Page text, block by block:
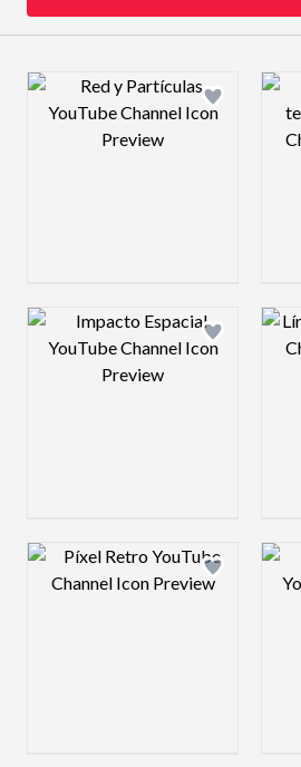
Design preview image
Design preview image
Design preview image